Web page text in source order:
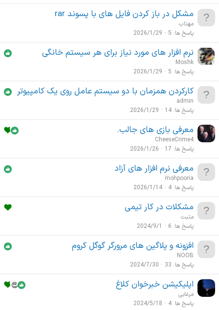
مشکل در باز کردن فایل های با پسوند rar
مهتاب
پاسخ ها 5
2026/1/29
نرم افزار های مورد نیاز برای هر سیستم خانگی
Moshk
پاسخ ها 5
2026/1/29
کارکردن همزمان با دو سیستم عامل روی یک کامپیوتر
admin
پاسخ ها 14
2026/1/29
معرفی بازی های جالب.
CheeseCrime4
پاسخ ها 17
2026/1/26
معرفی نرم افزار های آزاد
mohpooria
پاسخ ها 4
2026/1/14
مشکلات در کار تیمی
مثبت
پاسخ ها 6
2024/9/1
افزونه و پلاگین های مرورگر گوگل کروم
NOOB
پاسخ ها 33
2024/7/30
اپلیکیشن خبرخوان کلاغ
مرغابی
پاسخ ها 4
2024/5/18